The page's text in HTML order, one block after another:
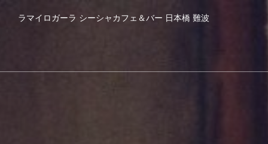
ラマイロガーラ シーシャカフェ＆バー 日本橋 難波